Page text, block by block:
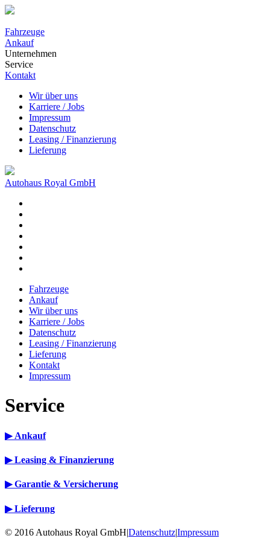
Fahrzeuge
Ankauf
Unternehmen
Service
Kontakt
Wir über uns
Karriere / Jobs
Impressum
Datenschutz
Leasing / Finanzierung
Lieferung
Autohaus Royal GmbH
Fahrzeuge
Ankauf
Wir über uns
Karriere / Jobs
Datenschutz
Leasing / Finanzierung
Lieferung
Kontakt
Impressum
Service
▶ Ankauf
▶ Leasing & Finanzierung
▶ Garantie & Versicherung
▶ Lieferung
© 2016 Autohaus Royal GmbH|Datenschutz|Impressum